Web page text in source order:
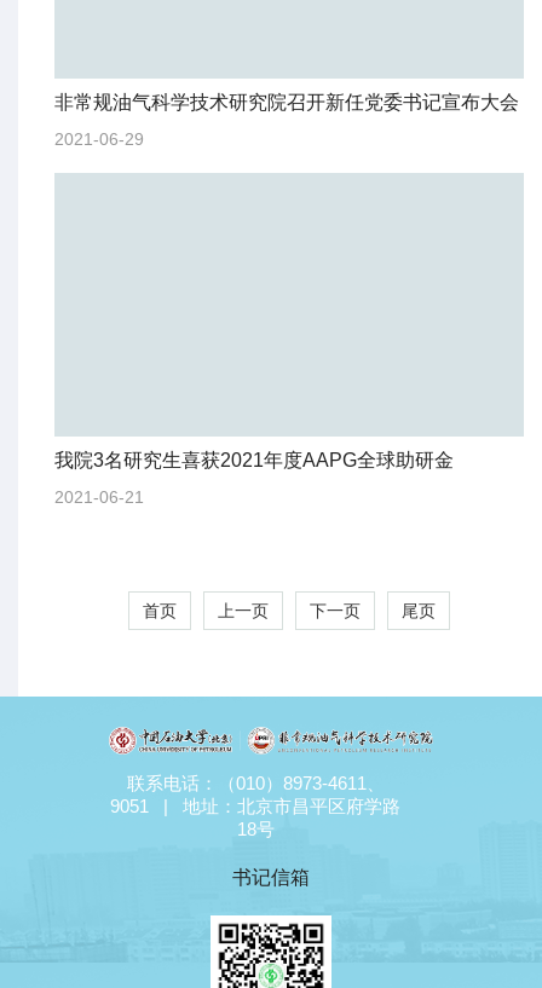
非常规油气科学技术研究院召开新任党委书记宣布大会
2021-06-29
我院3名研究生喜获2021年度AAPG全球助研金
2021-06-21
首页 上一页 下一页 尾页
联系电话：（010）8973-4611、
9051 | 地址：北京市昌平区府学路
18号
书记信箱